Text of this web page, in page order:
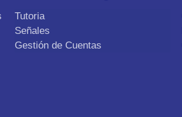
Tutoria
Señales
Gestión de Cuentas